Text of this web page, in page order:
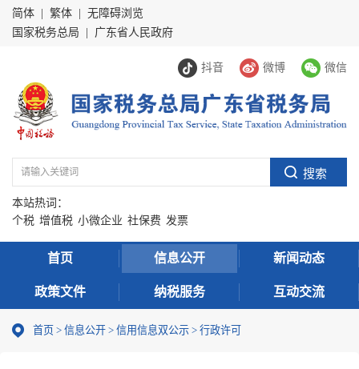
简体 繁体
无障碍浏览
国家税务总局
广东省人民政府
抖音 微博 微信
本站热词：
个税 增值税 小微企业 社保费 发票
首页 信息公开 新闻动态
政策文件 纳税服务 互动交流
首页 > 信息公开 > 信用信息双公示 > 行政许可